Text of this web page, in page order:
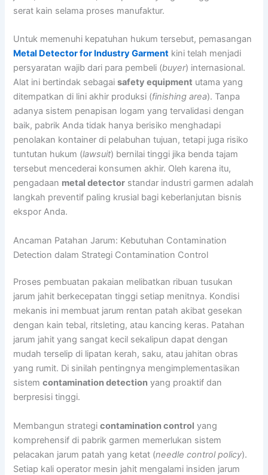
serat kain selama proses manufaktur.
Untuk memenuhi kepatuhan hukum tersebut, pemasangan
Metal Detector for Industry Garment kini telah menjadi
persyaratan wajib dari para pembeli (buyer) internasional.
Alat ini bertindak sebagaisafety equipment utama yang
ditempatkan di lini akhir produksi (finishing area). Tanpa
adanya sistem penapisan logam yang tervalidasi dengan
baik, pabrik Anda tidak hanya berisiko menghadapi
penolakan kontainer di pelabuhan tujuan, tetapi juga risiko
tuntutan hukum (lawsuit) bernilai tinggi jika benda tajam
tersebut mencederai konsumen akhir. Oleh karena itu,
pengadaan metal detector standar industri garmen adalah
langkah preventif paling krusial bagi keberlanjutan bisnis
ekspor Anda.
Ancaman Patahan Jarum: Kebutuhan Contamination
Detection dalam Strategi Contamination Control
Proses pembuatan pakaian melibatkan ribuan tusukan
jarum jahit berkecepatan tinggi setiap menitnya. Kondisi
mekanis ini membuat jarum rentan patah akibat gesekan
dengan kain tebal, ritsleting, atau kancing keras. Patahan
jarum jahit yang sangat kecil sekalipun dapat dengan
mudah terselip di lipatan kerah, saku, atau jahitan obras
yang rumit. Di sinilah pentingnya mengimplementasikan
sistemcontamination detection yang proaktif dan
berpresisi tinggi.
Membangun strategicontamination control yang
komprehensif di pabrik garmen memerlukan sistem
pelacakan jarum patah yang ketat (needle control policy).
Setiap kali operator mesin jahit mengalami insiden jarum